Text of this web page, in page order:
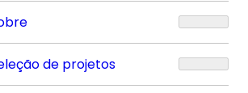
de projetos